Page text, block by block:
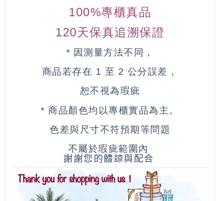
100%專櫃真品
120天保真追溯保證
* 因測量方法不同，
商品若存在 1 至 2 公分誤差，
恕不視為瑕疵
* 商品顏色均以專櫃實品為主。
色差與尺寸不符預期等問題
不屬於瑕疵範圍內
謝謝您的體諒與配合